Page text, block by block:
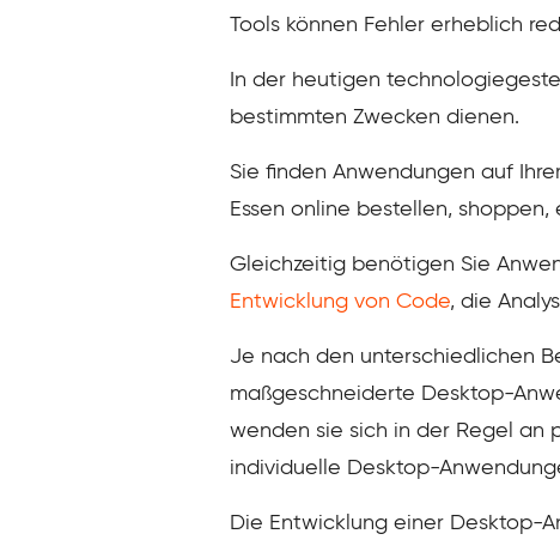
Tools können Fehler erheblich
In der heutigen
bestimmten Zwecken dienen.
Sie finden Anwendungen auf
Essen online bestellen,
Gleichzeitig benötigen Sie
Entwicklung von Code, die
Je nach den unterschiedlichen
maßgeschneiderte Desktop-
wenden sie sich in der Regel an
individuelle Desktop-
Die Entwicklung einer Desktop-